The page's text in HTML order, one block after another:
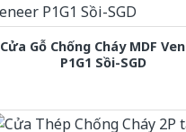
Cửa Gỗ Chống Cháy MDF
P1G1 Sồi-SGD